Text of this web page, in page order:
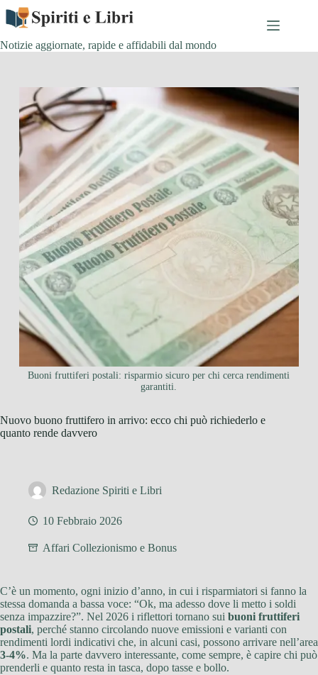
Salta
contenuto
Notizie aggiornate, rapide e affidabili dal mondo
Buoni fruttiferi postali: risparmio sicuro per chi cerca rendimenti
garantiti.
Nuovo buono fruttifero in arrivo: ecco chi può richiederlo e
quanto rende davvero
Redazione Spiriti e Libri
10 Febbraio 2026
Affari Collezionismo e Bonus
C’è un momento, ogni inizio d’anno, in cui i risparmiatori si fanno la
stessa domanda a bassa voce: “Ok, ma adesso dove li metto i soldi
senza impazzire?”. Nel 2026 i riflettori tornano sui buoni fruttiferi
postali, perché stanno circolando nuove emissioni e varianti con
rendimenti lordi indicativi che, in alcuni casi, possono arrivare nell’area
3-4%. Ma la parte davvero interessante, come sempre, è capire chi può
prenderli e quanto resta in tasca, dopo tasse e bollo.